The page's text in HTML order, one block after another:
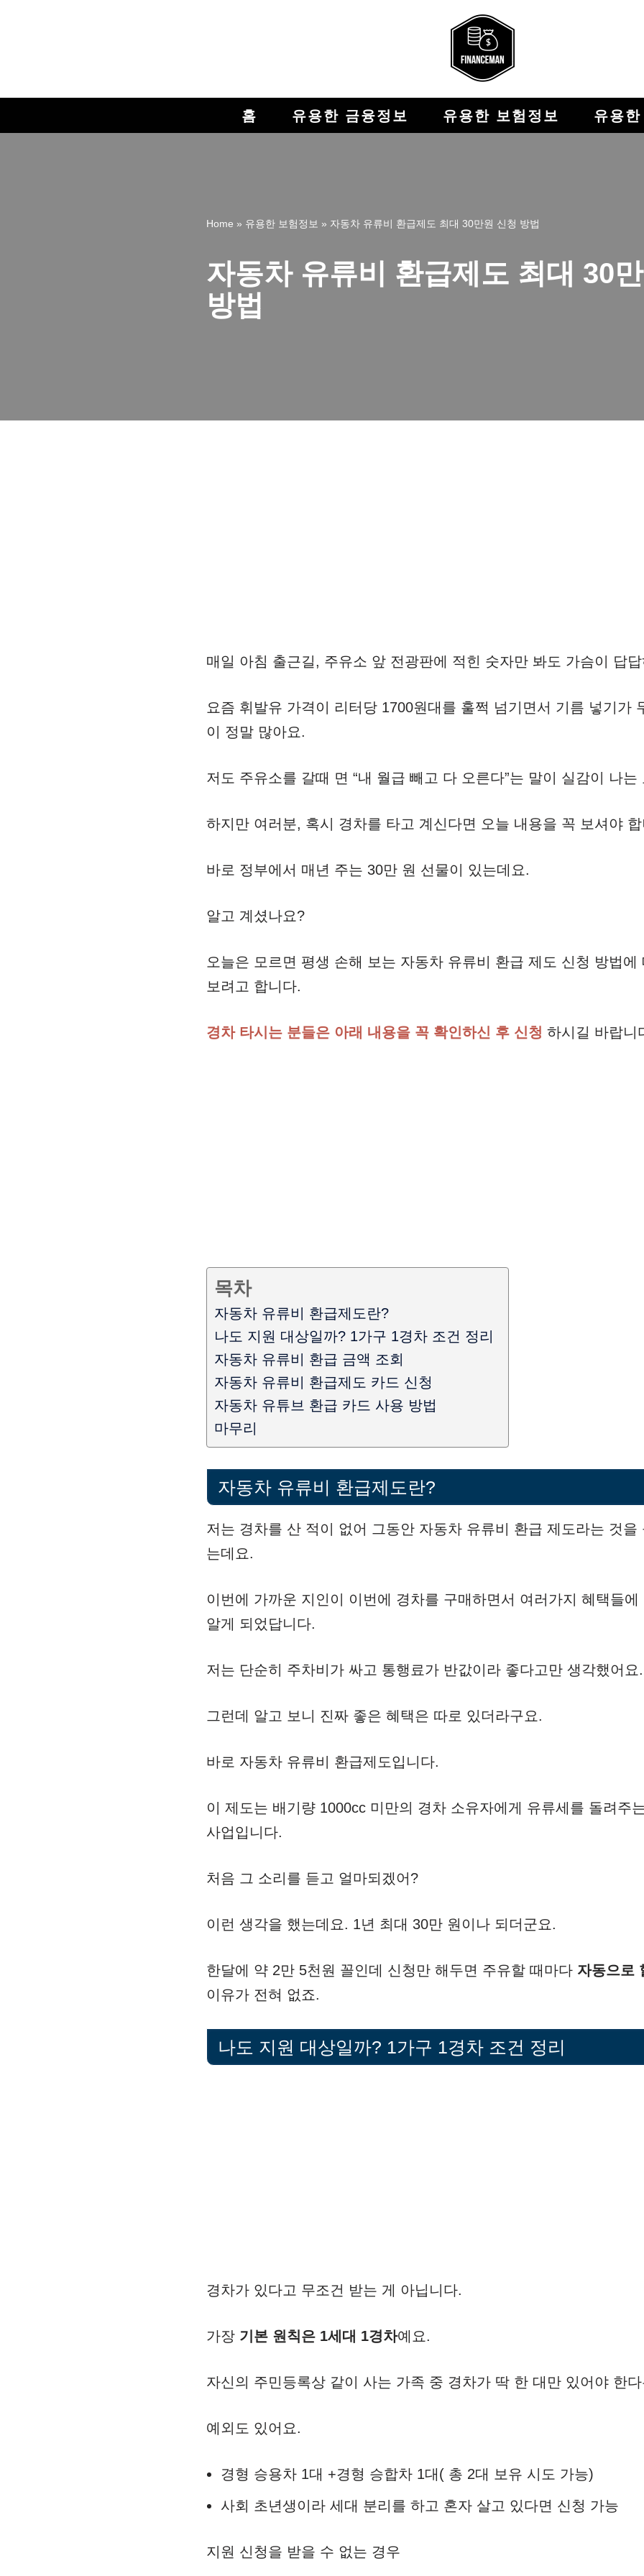
홈 유용한 금융정보 유용한 보험정보 유용
Home » 유용한 보험정보 » 자동차 유류비 환급제도 최대 30만원 신청 방법
자동차 유류비 환급제도 최대 30
방법
매일 아침 출근길, 주유소 앞 전광판에 적힌 숫자만 봐도 가슴이 답
요즘 휘발유 가격이 리터당 1700원대를 훌쩍 넘기면서 기름 넣기가
이 정말 많아요.
저도 주유소를 갈때 면 “내 월급 빼고 다 오른다”는 말이 실감이 나는
하지만 여러분, 혹시 경차를 타고 계신다면 오늘 내용을 꼭 보셔야
바로 정부에서 매년 주는 30만 원 선물이 있는데요.
알고 계셨나요?
오늘은 모르면 평생 손해 보는 자동차 유류비 환급 제도 신청 방법에
보려고 합니다.
경차 타시는 분들은 아래 내용을 꼭 확인하신 후 신청 하시길 바랍니
목차
자동차 유류비 환급제도란?
나도 지원 대상일까? 1가구 1경차 조건 정리
자동차 유류비 환급 금액 조회
자동차 유류비 환급제도 카드 신청
자동차 유튜브 환급 카드 사용 방법
마무리
자동차 유류비 환급제도란?
저는 경차를 산 적이 없어 그동안 자동차 유류비 환급 제도라는 것을
는데요.
이번에 가까운 지인이 이번에 경차를 구매하면서 여러가지 혜택들
알게 되었답니다.
저는 단순히 주차비가 싸고 통행료가 반값이라 좋다고만 생각했어요.
그런데 알고 보니 진짜 좋은 혜택은 따로 있더라구요.
바로 자동차 유류비 환급제도입니다.
이 제도는 배기량 1000cc 미만의 경차 소유자에게 유류세를 돌려주
사업입니다.
처음 그 소리를 듣고 얼마되겠어?
이런 생각을 했는데요. 1년 최대 30만 원이나 되더군요.
한달에 약 2만 5천원 꼴인데 신청만 해두면 주유할 때마다 자동으로
이유가 전혀 없죠.
나도 지원 대상일까? 1가구 1경차 조건 정리
경차가 있다고 무조건 받는 게 아닙니다.
가장 기본 원칙은 1세대 1경차예요.
자신의 주민등록상 같이 사는 가족 중 경차가 딱 한 대만 있어야 한
예외도 있어요.
경형 승용차 1대 +경형 승합차 1대( 총 2대 보유 시도 가능)
사회 초년생이라 세대 분리를 하고 혼자 살고 있다면 신청 가능
지원 신청을 받을 수 없는 경우